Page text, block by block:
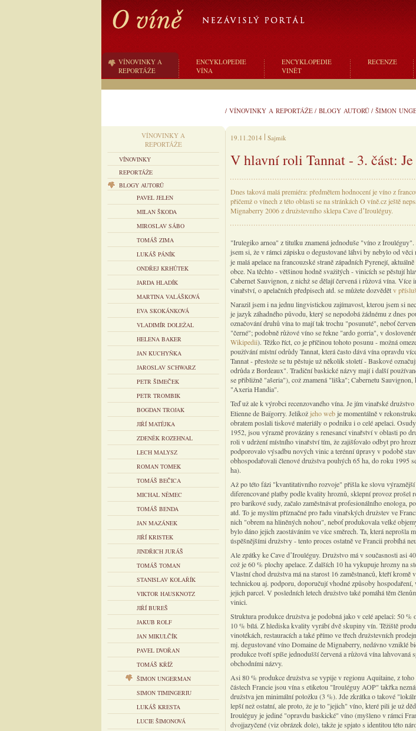
VÍNOVINKY A
REPORTÁŽE
ENCYKLOPEDIE
VÍNA
ENCYKLOPEDIE
VINĚT
RECENZE
/ VÍNOVINKY A REPORTÁŽE / BLOGY AUTORŮ / ŠIMON
VÍNOVINKY A
REPORTÁŽE
VÍNOVINKY
REPORTÁŽE
BLOGY AUTORŮ
PAVEL JELEN
MILAN ŠKODA
MIROSLAV SÁBO
TOMÁŠ ZIMA
LUKÁŠ PÁNÍK
ONDŘEJ KRHŮTEK
JARDA HLADÍK
MARTINA VALÁŠKOVÁ
EVA SKOKÁNKOVÁ
VLADIMÍR DOLEŽAL
HELENA BAKER
JAN KUCHYŇKA
JAROSLAV SCHWARZ
PETR ŠIMEČEK
PETR TROMBIK
BOGDAN TROJAK
JIŘÍ MATĚJKA
ZDENĚK ROZEHNAL
LECH MALYSZ
ROMAN TOMEK
TOMÁŠ BEČICA
MICHAL NĚMEC
TOMÁŠ BENDA
JAN MAZÁNEK
JIŘÍ KRISTEK
JINDŘICH JURÁŠ
TOMÁŠ TOMAN
STANISLAV KOLAŘÍK
VIKTOR HAUSKNOTZ
JIŘÍ BUREŠ
JAKUB ROLF
JAN MIKULČÍK
PAVEL DVOŘAN
TOMÁŠ KŘÍŽ
ŠIMON UNGERMAN
SIMON TIMINGERIU
LUKÁŠ KRESTA
LUCIE ŠIMONOVÁ
19.11.2014 Sajmik
V hlavní roli Tannat - 3. část:
Dnes taková malá premiéra: předmětem hodnocení je víno z
přičemž o vínech z této oblasti se na stránkách O víně.cz ještě
Mignaberry 2006 z družstevního sklepa Cave dʼIrouléguy.
"Irulegiko arnoa" z titulku znamená jednoduše "víno z
jsem si, že v rámci zápisku o degustované láhvi by nebylo od
je malá apelace na francouzské straně západních Pyrenejí,
obce. Na těchto - většinou hodně svažitých - vinicích se pěstují
Cabernet Sauvignon, z nichž se dělají červená i růžová vína. Více
vinařství, o apelačních předpisech atd. se můžete dozvědětv
Narazil jsem i na jednu lingvistickou zajímavost, kterou jsem si
je jazyk záhadného původu, který se nepodobá žádnému z dnes
označování druhů vína to mají tak trochu "posunuté", neboť
"černé"; podobně růžové víno se řekne "ardo gorria", v
Wikipedii). Těžko říct, co je příčinou tohoto posunu - možná
používání místní odrůdy Tannat, která často dává vína opravdu
Tannat - přestože se tu pěstuje už několik století - Baskové
odrůda z Bordeaux". Tradiční baskické názvy mají i další
se přibližně "ašeria"), což znamená "liška"; Cabernetu
"Axeria Handia".
Teď už ale k výrobci recenzovaného vína. Je jím vinařské družstvo
Etienne de Baïgorry. Jelikožjeho webje momentálně v
obratem poslali tiskové materiály o podniku i o celé apelaci.
1952, jsou výrazně provázány s renesancí vinařství v oblasti po
roli v udržení místního vinařství tím, že zajišťovalo odbyt pro
podporovalo výsadbu nových vinic a terénní úpravy v podobě
obhospodařovali členové družstva pouhých 65 ha, do roku 1995
ha).
Až po této fázi "kvantitativního rozvoje" přišla ke slovu
diferencované platby podle kvality hroznů, sklepní provoz prošel
pro barikové sudy, začalo zaměstnávat profesionálního enologa,
atd. To je myslím příznačné pro řadu vinařských družstev ve
nich "obrem na hliněných nohou", neboť produkovala velké
bylo dáno jejich zaostáváním ve více směrech. Ta, která neprošla
úspěšnějšími družstvy - tento proces ostatně ve Francii probíhá
Ale zpátky ke Cave dʼIrouléguy. Družstvo má v současnosti asi
což je 60 % plochy apelace. Z dalších 10 ha vykupuje hrozny na
Vlastní chod družstva má na starost 16 zaměstnanců, kteří
technickou aj. podporu, doporučují vhodné způsoby
jejich parcel. V posledních letech družstvo také pomáhá těm
vinici.
Struktura produkce družstva je podobná jako v celé apelaci: 50
10 % bílá. Z hlediska kvality vyrábí dvě skupiny vín. Těžiště
vinotékách, restauracích a také přímo ve třech družstevních
mj. degustované víno Domaine de Mignaberry, nedávno vzniklé
produkce tvoří spíše jednodušší červená a růžová vína lahvovaná
obchodními názvy.
Asi 80 % produkce družstva se vypije v regionu Aquitaine, z
částech Francie jsou vína s etiketou "Irouléguy AOP" takřka
družstva jen minimální položku (3 %). Jde zkrátka o takové
lepší než ostatní, ale proto, že je to "jejich" víno, které pili je už
Irouléguy je jediné "opravdu baskické" víno (myšleno v rámci
dvojjazyčené (viz obrázek dole), takže je spjato s identitou této